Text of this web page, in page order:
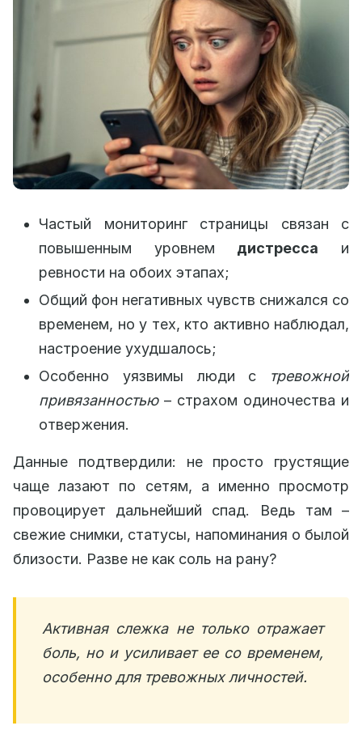
Частый мониторинг страницы связан с
повышенным уровнем дистресса и
ревности на обоих этапах;
Общий фон негативных чувств снижался со
временем, но у тех, кто активно наблюдал,
настроение ухудшалось;
Особенно уязвимы люди с тревожной
привязанностью– страхом одиночества и
отвержения.
Данные подтвердили: не просто грустящие
чаще лазают по сетям, а именно просмотр
провоцирует дальнейший спад. Ведь там –
свежие снимки, статусы, напоминания о былой
близости. Разве не как соль на рану?
Активная слежка не только отражает
боль, но и усиливает ее со временем,
особенно для тревожных личностей.